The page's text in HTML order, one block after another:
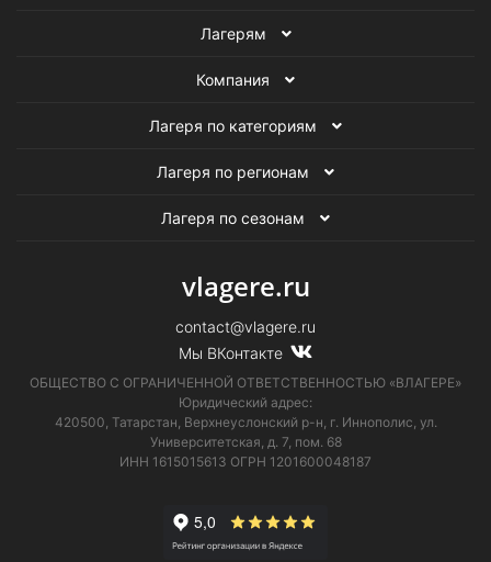
Лагерям
Компания
Лагеря по категориям
Лагеря по регионам
Лагеря по сезонам
vlagere.ru
contact@vlagere.ru
Мы ВКонтакте
ОБЩЕСТВО С ОГРАНИЧЕННОЙ ОТВЕТСТВЕННОСТЬЮ «ВЛАГЕРЕ»
Юридический адрес:
420500, Татарстан, Верхнеуслонский р-н, г. Иннополис, ул.
Университетская, д. 7, пом. 68
ИНН 1615015613 ОГРН 1201600048187